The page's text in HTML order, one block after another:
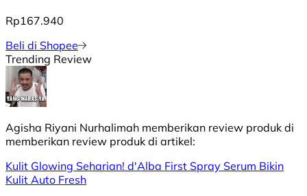
Rp167.940
Beli di Shopee
Trending Review
Agisha Riyani Nurhalimah memberikan review produk di
memberikan review produk di artikel:
Kulit Glowing Seharian! d'Alba First Spray Serum Bikin
Kulit Auto Fresh